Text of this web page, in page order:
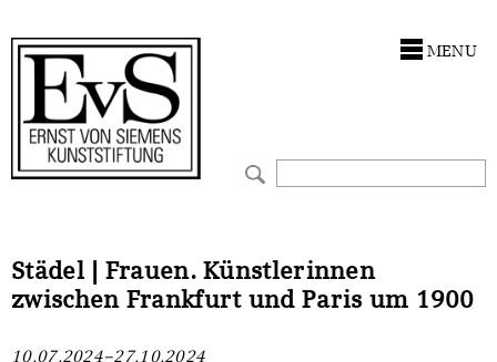
MENU
Städel | Frauen. Künstlerinnen
zwischen Frankfurt und Paris um 1900
10.07.2024–27.10.2024
Förderphilosophie
Gremien
Presse und Neuigkeiten
Ankauf
Restaurierungen
Werkverzeichnisse